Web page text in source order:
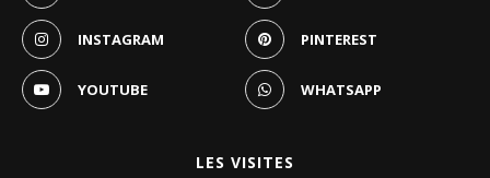
INSTAGRAM PINTEREST
YOUTUBE WHATSAPP
LES VISITES